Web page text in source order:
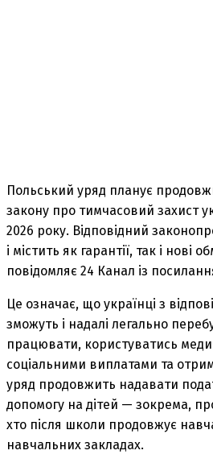
Польський уряд планує
закону про тимчасовий захист
2026 року. Відповідний
і містить як гарантії, так і нові
повідомляє 24 Канал із
Це означає, що українці з
зможуть і надалі легально
працювати, користуватись
соціальними виплатами та
уряд продовжить надавати
допомогу на дітей — зокрема,
хто після школи продовжує
навчальних закладах.